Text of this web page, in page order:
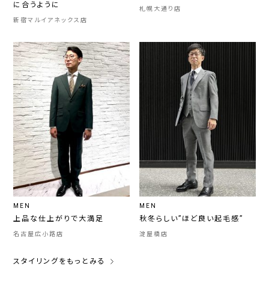
に合うように
新宿マルイアネックス店
札幌大通り店
MEN
上品な仕上がりで大満足
名古屋広小路店
MEN
秋冬らしい”ほど良い起毛感”
淀屋橋店
スタイリングをもっとみる